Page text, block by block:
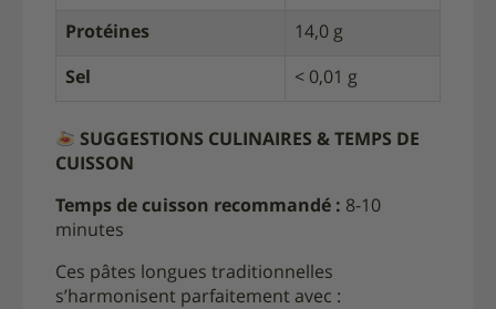
Protéines 14,0 g
Sel < 0,01 g
SUGGESTIONS CULINAIRES & TEMPS DE
CUISSON
Temps de cuisson recommandé : 8-10
minutes
Ces pâtes longues traditionnelles
s’harmonisent parfaitement avec :